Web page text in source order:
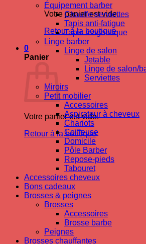
Votre panier est vide.
Retour à la boutique
0
Panier
Votre panier est vide.
Retour à la boutique
Équipement barber
Chauffe-serviettes
Tapis anti-fatigue
Tapis magnetique
Linge barber
Linge de salon
Jetable
Linge de salon/
Serviettes
Miroirs
Petit mobilier
Accessoires
Aspirateur à cheveux
Chariots
Coiffeuse
Domicile
Pôle Barber
Repose-pieds
Tabouret
Accessoires cheveux
Bons cadeaux
Brosses & peignes
Brosses
Accessoires
Brosse barbe
Peignes
Brosses chauffantes